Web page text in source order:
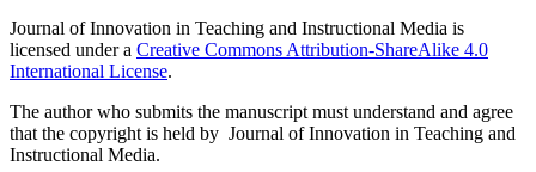
Journal of Innovation in Teaching and Instructional Media is
licensed under a Creative Commons Attribution-ShareAlike 4.0
International License.
The author who submits the manuscript must understand and agree
that the copyright is held by Journal of Innovation in Teaching and
Instructional Media.